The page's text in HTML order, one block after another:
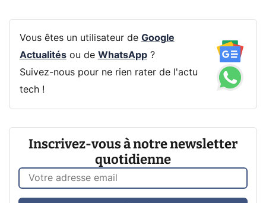
Vous êtes un utilisateur de Google
Actualitésou de WhatsApp?
Suivez-nous pour ne rien rater de l'actu
tech !
Inscrivez-vous à notre newsletter
quotidienne